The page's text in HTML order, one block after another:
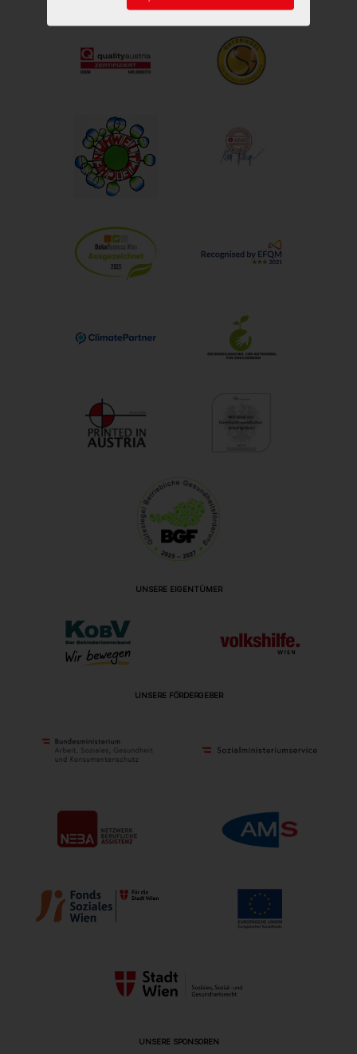
UNSERE AUSZEICHNUNGEN
UNSERE EIGENTÜMER
UNSERE FÖRDERGEBER
UNSERE SPONSOREN